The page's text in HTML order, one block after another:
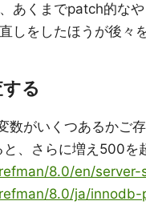
あくまでpatch的な
しをしたほうが後々
る
がいくつあるかご
、さらに増え500を
8.0/en/
8.0/ja/innodb-